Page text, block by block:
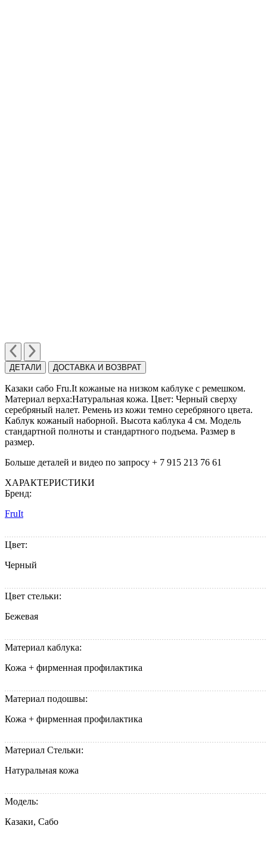
ДЕТАЛИ ДОСТАВКА И ВОЗВРАТ
Казаки сабо Fru.It кожаные на низком каблуке с ремешком.
Материал верха:Натуральная кожа. Цвет: Черный cверху
серебряный налет. Ремень из кожи темно серебряного цвета.
Каблук кожаный наборной. Высота каблука 4 см. Модель
стандартной полноты и стандартного подъема. Размер в
размер.
Больше деталей и видео по запросу + 7 915 213 76 61
ХАРАКТЕРИСТИКИ
Бренд:
FruIt
Цвет:
Черный
Цвет стельки:
Бежевая
Материал каблука:
Кожа + фирменная профилактика
Материал подошвы:
Кожа + фирменная профилактика
Материал Стельки:
Натуральная кожа
Модель:
Казаки, Сабо